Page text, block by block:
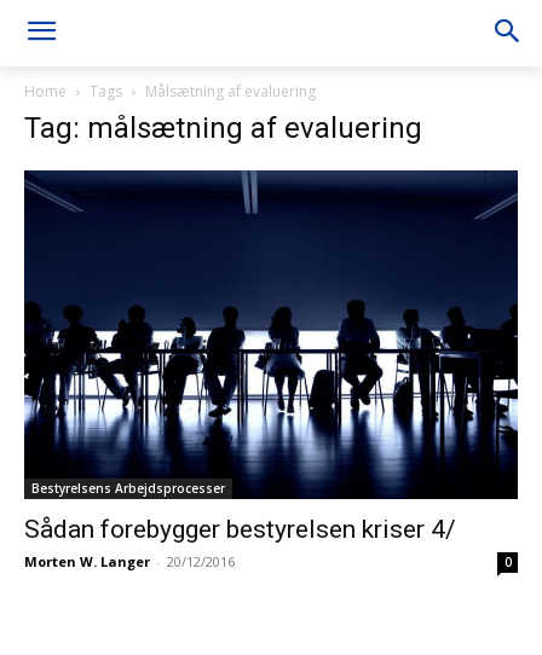
Home Tags Målsætning af evaluering
Tag: målsætning af evaluering
Bestyrelsens Arbejdsprocesser
Sådan forebygger bestyrelsen kriser 4/
Morten W. Langer - 20/12/2016 0